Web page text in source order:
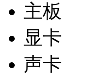
主板
显卡
声卡